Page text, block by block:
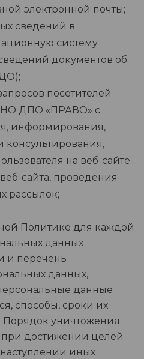
электронной почты;
сведений в
систему
документов об
посетителей
ДПО «ПРАВО» с
информирования,
на веб-сайте
сайта, проведения
рассылок;
Политике для каждой
данных
и перечень
данных,
данные
способы, сроки их
Порядок уничтожения
достижении целей
иных